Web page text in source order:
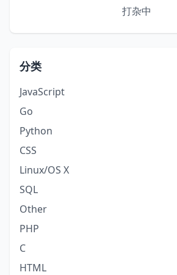
打杂中
分类
JavaScript
Go
Python
CSS
Linux/OS X
SQL
Other
PHP
C
HTML